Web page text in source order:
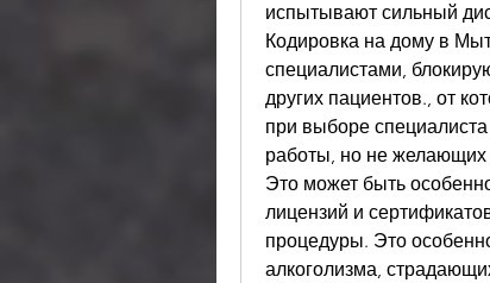
испытывают сильный
Кодировка на дому в
специалистами,
других пациентов., от
при выборе
работы, но не
Это может быть
лицензий и
процедуры. Это
алкоголизма,